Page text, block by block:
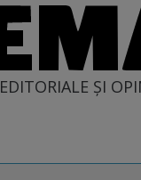
EDITORIALE ȘI